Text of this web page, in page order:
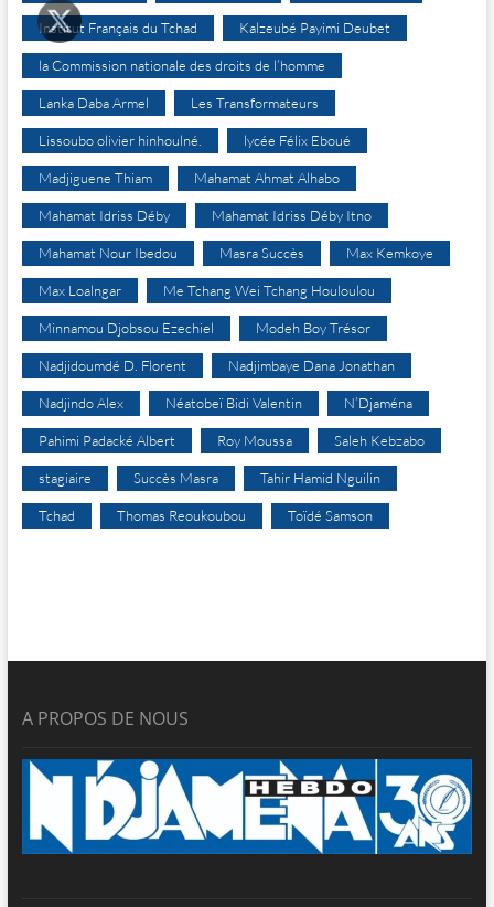
Institut Français du Tchad Kalzeubé Payimi Deubet
la Commission nationale des droits de l’homme
Lanka Daba Armel Les Transformateurs
Lissoubo olivier hinhoulné. lycée Félix Eboué
Madjiguene Thiam Mahamat Ahmat Alhabo
Mahamat Idriss Déby Mahamat Idriss Déby Itno
Mahamat Nour Ibedou Masra Succès Max Kemkoye
Max Loalngar Me Tchang Wei Tchang Houloulou
Minnamou Djobsou Ezechiel Modeh Boy Trésor
Nadjidoumdé D. Florent Nadjimbaye Dana Jonathan
Nadjindo Alex Néatobeï Bidi Valentin N’Djaména
Pahimi Padacké Albert Roy Moussa Saleh Kebzabo
stagiaire Succès Masra Tahir Hamid Nguilin
Tchad Thomas Reoukoubou Toïdé Samson
A PROPOS DE NOUS